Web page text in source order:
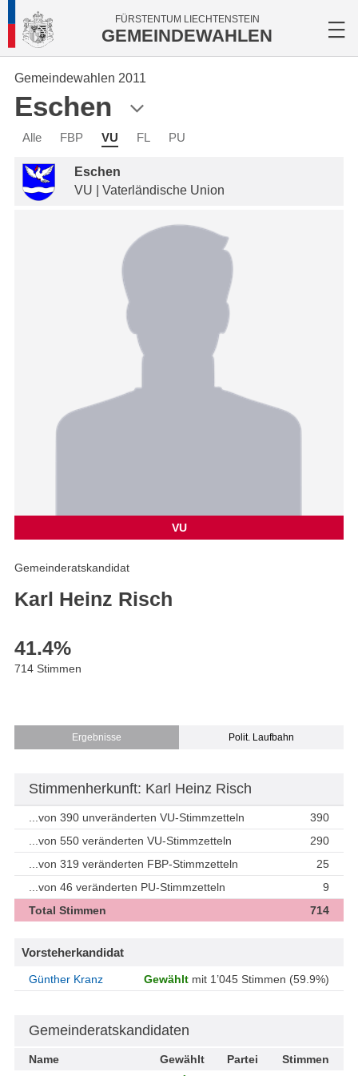
FÜRSTENTUM LIECHTENSTEIN
GEMEINDEWAHLEN
Gemeindewahlen 2011
Eschen
Alle FBP VU FL PU
Eschen
VU | Vaterländische Union
VU
Gemeinderatskandidat
Karl Heinz Risch
41.4%
714 Stimmen
Ergebnisse Polit. Laufbahn
Stimmenherkunft: Karl Heinz Risch
...von 390 unveränderten VU-Stimmzetteln
390
...von 550 veränderten VU-Stimmzetteln
290
...von 319 veränderten FBP-Stimmzetteln
25
...von 46 veränderten PU-Stimmzetteln
9
Total Stimmen
714
Vorsteherkandidat
Günther Kranz Gewählt mit 1’045 Stimmen (59.9%)
Gemeinderatskandidaten
Name Gewählt Partei
Stimmen